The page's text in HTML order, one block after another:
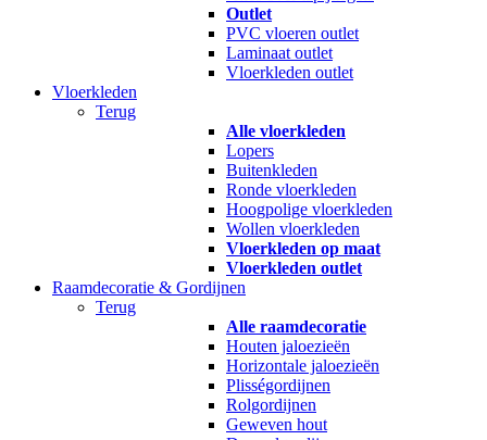
Outlet
PVC vloeren outlet
Laminaat outlet
Vloerkleden outlet
Vloerkleden
Terug
Alle vloerkleden
Lopers
Buitenkleden
Ronde vloerkleden
Hoogpolige vloerkleden
Wollen vloerkleden
Vloerkleden op maat
Vloerkleden outlet
Raamdecoratie & Gordijnen
Terug
Alle raamdecoratie
Houten jaloezieën
Horizontale jaloezieën
Plisségordijnen
Rolgordijnen
Geweven hout